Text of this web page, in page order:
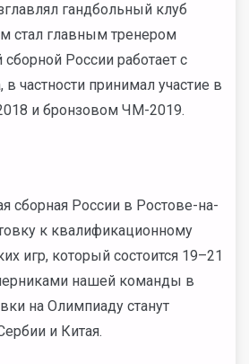
гандбольный клуб
стал главным тренером
России работает с
в частности принимал участие в
и бронзовом ЧМ-2019.
сборная России в Ростове-на-
к квалификационному
игр, который состоится 19–21
нашей команды в
на Олимпиаду станут
и Китая.